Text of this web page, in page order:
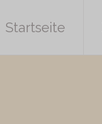
Startseite